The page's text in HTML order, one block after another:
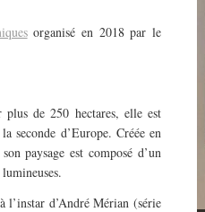
organisé en 2018 par le
plus de 250 hectares, elle est
seconde d’Europe. Créée en
paysage est composé d’un
l’instar d’André Mérian (série